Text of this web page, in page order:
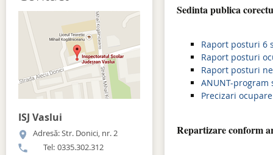
ISJ Vaslui
Adresă: Str. Donici, nr. 2
Tel: 0335.302.312
Sedinta publica
Raport posturi 6
Raport posturi
Raport posturi
ANUNT-
Precizari
Repartizare conform